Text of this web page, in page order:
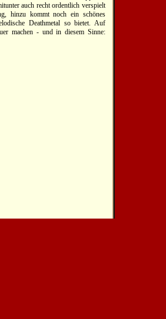
auch recht ordentlich verspielt
hinzu kommt noch ein schönes
Deathmetal so bietet. Auf
machen - und in diesem Sinne: